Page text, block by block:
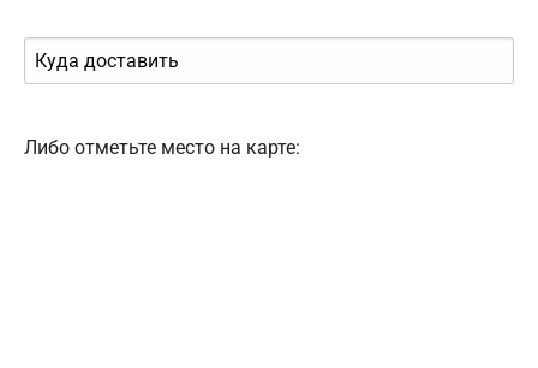
Либо отметьте место на карте: